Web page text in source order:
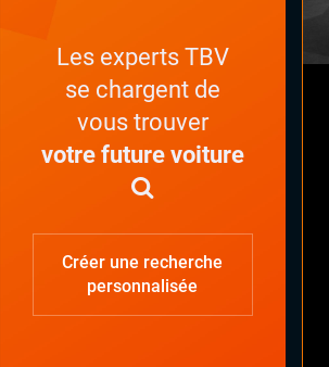
Les experts TBV
se chargent de
vous trouver
votre future voiture
Créer une recherche
personnalisée